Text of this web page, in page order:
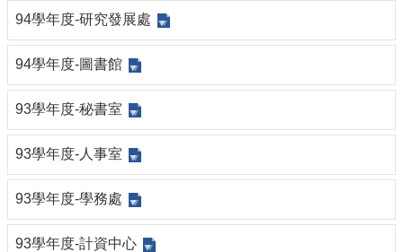
94學年度-研究發展處
94學年度-圖書館
93學年度-秘書室
93學年度-人事室
93學年度-學務處
93學年度-計資中心